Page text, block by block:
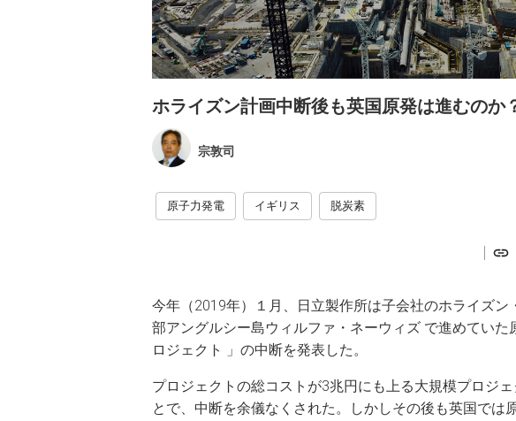
ホライズン計画中断後も英国原発は進むのか
宗敦司
原子力発電 イギリス 脱炭素
今年（2019年）１月、日立製作所は子会社のホライズ
部アングルシー島ウィルファ・ネーウィズ で進めてい
ロジェクト 」の中断を発表した。
プロジェクトの総コストが3兆円にも上る大規模プロジ
とで、中断を余儀なくされた。しかしその後も英国では